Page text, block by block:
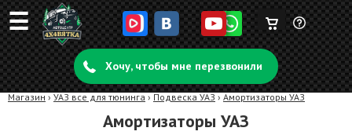
☰ Задать
вопрос
Корзина
пуста
Хочу, чтобы мне перезвонили
Магазин › УАЗ все для тюнинга › Подвеска УАЗ › Амортизаторы УАЗ
Амортизаторы УАЗ